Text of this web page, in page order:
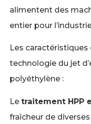
alimentent des
entier pour
Les
technologie du jet
polyéthylène :
Le traitement HPP
fraîcheur de